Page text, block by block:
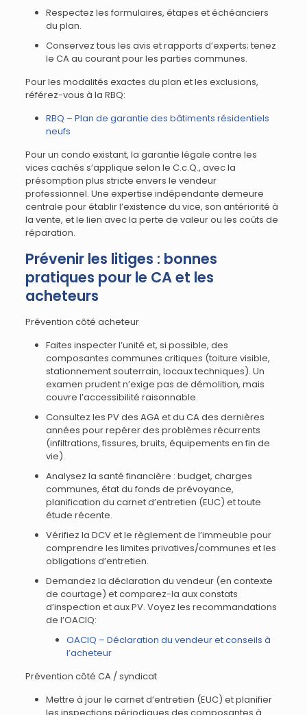
Respectez les formulaires, étapes et échéanciers
du plan.
Conservez tous les avis et rapports d’experts; tenez
le CA au courant pour les parties communes.
Pour les modalités exactes du plan et les exclusions,
référez-vous à la RBQ:
RBQ – Plan de garantie des bâtiments résidentiels
neufs
Pour un condo existant, la garantie légale contre les
vices cachés s’applique selon le C.c.Q., avec la
présomption plus stricte envers le vendeur
professionnel. Une expertise indépendante demeure
centrale pour établir l’existence du vice, son antériorité à
la vente, et le lien avec la perte de valeur ou les coûts de
réparation.
Prévenir les litiges : bonnes
pratiques pour le CA et les
acheteurs
Prévention côté acheteur
Faites inspecter l’unité et, si possible, des
composantes communes critiques (toiture visible,
stationnement souterrain, locaux techniques). Un
examen prudent n’exige pas de démolition, mais
couvre l’accessibilité raisonnable.
Consultez les PV des AGA et du CA des dernières
années pour repérer des problèmes récurrents
(infiltrations, fissures, bruits, équipements en fin de
vie).
Analysez la santé financière : budget, charges
communes, état du fonds de prévoyance,
planification du carnet d’entretien (EUC) et toute
étude récente.
Vérifiez la DCV et le règlement de l’immeuble pour
comprendre les limites privatives/communes et les
obligations d’entretien.
Demandez la déclaration du vendeur (en contexte
de courtage) et comparez-la aux constats
d’inspection et aux PV. Voyez les recommandations
de l’OACIQ:
OACIQ – Déclaration du vendeur et conseils à
l’acheteur
Prévention côté CA / syndicat
Mettre à jour le carnet d’entretien (EUC) et planifier